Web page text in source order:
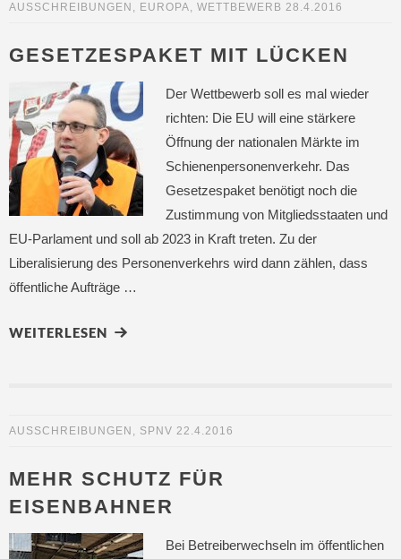
AUSSCHREIBUNGEN , EUROPA, WETTBEWERB 28.4.2016
GESETZESPAKET MIT LÜCKEN
Der Wettbewerb soll es mal wieder
richten: Die EU will eine stärkere
Öffnung der nationalen Märkte im
Schienenpersonenverkehr. Das
Gesetzespaket benötigt noch die
Zustimmung von Mitgliedsstaaten und
EU-Parlament und soll ab 2023 in Kraft treten. Zu der
Liberalisierung des Personenverkehrs wird dann zählen, dass
öffentliche Aufträge …
WEITERLESEN
AUSSCHREIBUNGEN , SPNV 22.4.2016
MEHR SCHUTZ FÜR
EISENBAHNER
Bei Betreiberwechseln im öffentlichen